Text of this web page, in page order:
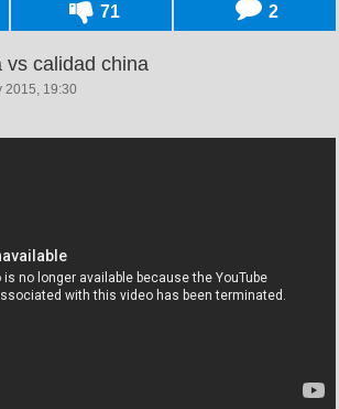
71 2
vs calidad china
2015, 19:30